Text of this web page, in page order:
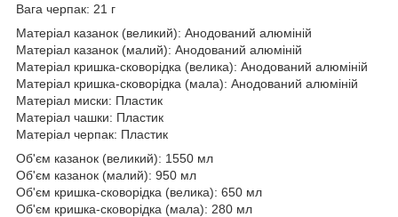
Вага черпак: 21 г
Матеріал казанок (великий): Анодований алюміній
Матеріал казанок (малий): Анодований алюміній
Матеріал кришка-сковорідка (велика): Анодований алюміній
Матеріал кришка-сковорідка (мала): Анодований алюміній
Матеріал миски: Пластик
Матеріал чашки: Пластик
Матеріал черпак: Пластик
Об'єм казанок (великий): 1550 мл
Об'єм казанок (малий): 950 мл
Об'єм кришка-сковорідка (велика): 650 мл
Об'єм кришка-сковорідка (мала): 280 мл